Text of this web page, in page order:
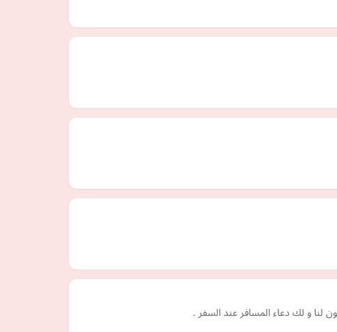
لنا و لك دعاء المسافر عند السفر .